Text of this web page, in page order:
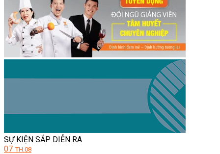
SỰ KIỆN SẮP DIỄN RA
07 TH.08